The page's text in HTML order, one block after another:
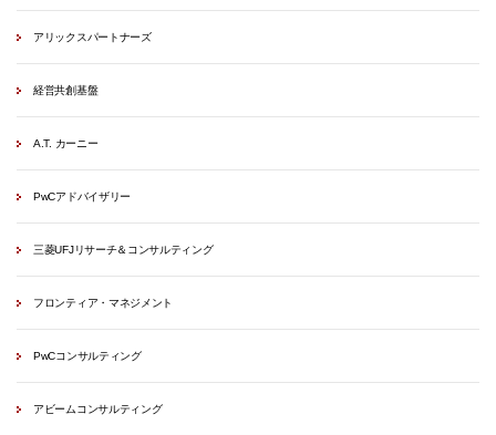
アリックスパートナーズ
経営共創基盤
A.T. カーニー
PwCアドバイザリー
三菱UFJリサーチ＆コンサルティング
フロンティア・マネジメント
PwCコンサルティング
アビームコンサルティング